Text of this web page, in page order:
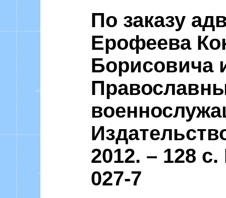
По заказу
Ерофеева
Борисовича
2012. – 128
027-7